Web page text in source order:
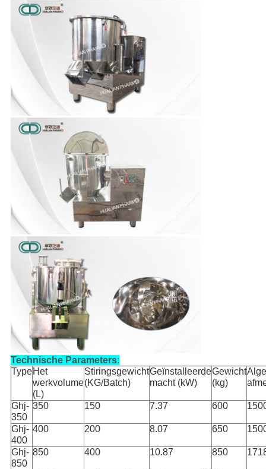
Technische Parameters:
TypeHet
werkvolume
(L)
Stiringsgewicht
(KG/Batch)
Geïnstalleerde
macht (kW)
Gewicht
(kg)
Ghj-
350
350 150 7.37 600
Ghj-
400
400 200 8.07 650
Ghj-
850
850 400 10.87 850